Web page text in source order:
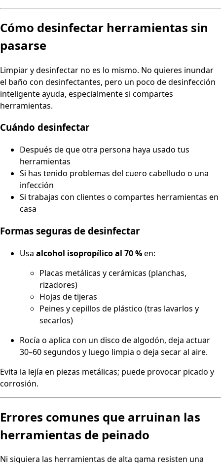
Cómo desinfectar herramientas sin
pasarse
Limpiar y desinfectar no es lo mismo. No quieres inundar
el baño con desinfectantes, pero un poco de desinfección
inteligente ayuda, especialmente si compartes
herramientas.
Cuándo desinfectar
Después de que otra persona haya usado tus
herramientas
Si has tenido problemas del cuero cabelludo o una
infección
Si trabajas con clientes o compartes herramientas en
casa
Formas seguras de desinfectar
Usa alcohol isopropílico al 70 %en:
Placas metálicas y cerámicas (planchas,
rizadores)
Hojas de tijeras
Peines y cepillos de plástico (tras lavarlos y
secarlos)
Rocía o aplica con un disco de algodón, deja actuar
30–60 segundos y luego limpia o deja secar al aire.
Evita la lejía en piezas metálicas; puede provocar picado y
corrosión.
Errores comunes que arruinan las
herramientas de peinado
Ni siquiera las herramientas de alta gama resisten una